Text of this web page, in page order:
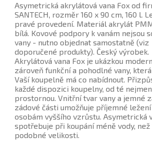
Asymetrická akrylátová vana Fox od
SANTECH, rozměr 160 x 90 cm, 160 l.
pravé provedení. Materiál akrylát
bílá. Kovové podpory k vanám nejsou
vany - nutno objednat samostatně (viz
doporučené produkty). Český výrobek.
Akrylátová vana Fox je ukázkou
zároveň funkční a pohodlné vany, která
Vaší koupelně má co nabídnout.
každé dispozici koupelny, od té
prostornou. Vnitřní tvar vany a jemné
zádové části umožňuje příjemné ležení
osobám vyššího vzrůstu. Asymetrická
spotřebuje při koupání méně vody, než
podobné velikosti.